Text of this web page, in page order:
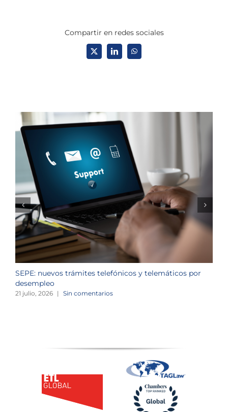
Compartir en redes sociales
X LinkedInWhatsApp
SEPE: nuevos trámites telefónicos y telemáticos por
desempleo
21 julio, 2026 | Sin comentarios